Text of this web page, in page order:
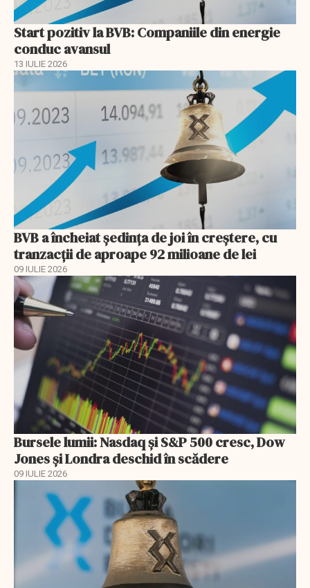
Start pozitiv la BVB: Companiile din energie
conduc avansul
13 IULIE 2026
BVB a încheiat ședința de joi în creștere, cu
tranzacții de aproape 92 milioane de lei
09 IULIE 2026
Bursele lumii: Nasdaq și S&P 500 cresc, Dow
Jones și Londra deschid în scădere
09 IULIE 2026